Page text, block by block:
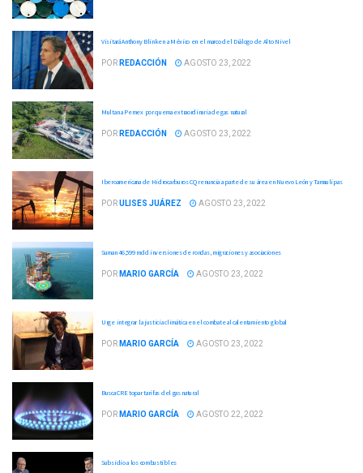
Visitará Anthony Blinken a México en el marco del Diálogo de Alto Nivel
POR REDACCIÓN AGOSTO 23, 2022
Multan a Pemex por quema extraordinaria de gas natural
POR REDACCIÓN AGOSTO 23, 2022
Iberoamericana de Hidrocarburos CQ renuncia a parte de su área en Nuevo León y Tamaulipas
PORULISES JUÁREZ AGOSTO 23, 2022
Suman 46,599 mdd inversiones de rondas, migraciones y asociaciones
POR MARIO GARCÍA AGOSTO 23, 2022
Urge integrar la justicia climática en el combate al calentamiento global
POR MARIO GARCÍA AGOSTO 23, 2022
Busca CRE topar tarifas del gas natural
POR MARIO GARCÍA AGOSTO 22, 2022
Subsidio a los combustibles